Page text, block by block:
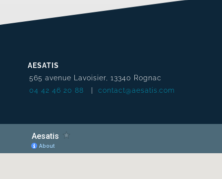
AESATIS
565 avenue Lavoisier, 13340 Rognac
04 42 46 20 88
contact@aesatis.com